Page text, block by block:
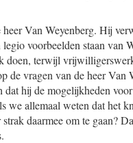
Van Weyenberg. Hij
voorbeelden staan van
terwijl
de vragen van de heer
dat hij de mogelijkheden
we allemaal weten dat het
daarmee om te gaan?